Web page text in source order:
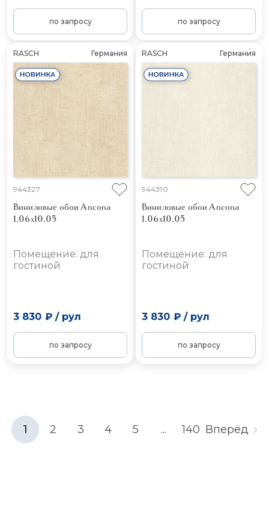
по запросу по запросу
RASCH Германия
944327
Виниловые обои Ancona
1.06x10.05
Помещение: для
гостиной
3 830 ₽/ рул
по запросу
RASCH Германия
944310
Виниловые обои Ancona
1.06x10.05
Помещение: для
гостиной
3 830 ₽/ рул
по запросу
1 2 3 4 5 ... 140 Вперёд